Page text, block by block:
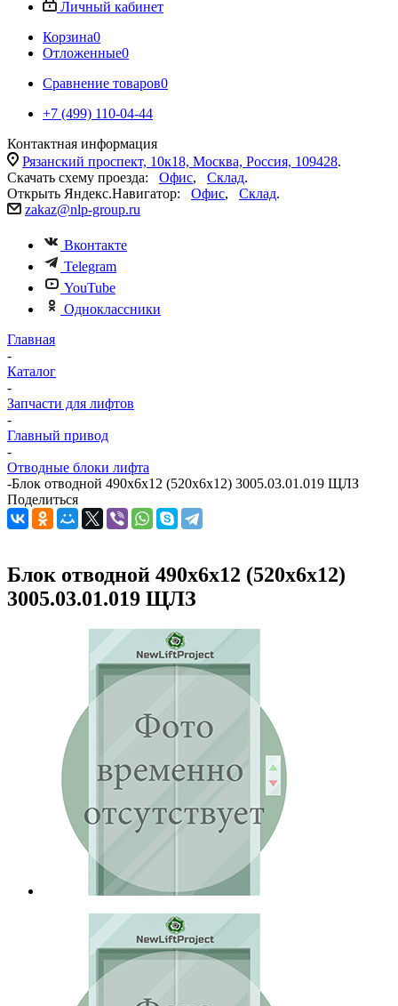
Личный кабинет
Корзина0
Отложенные0
Сравнение товаров0
+7 (499) 110-04-44
Контактная информация
Рязанский проспект, 10к18, Москва, Россия, 109428.
Скачать схему проезда: Офис, Склад.
Открыть Яндекс.Навигатор: Офис, Склад.
zakaz@nlp-group.ru
Вконтакте
Telegram
YouTube
Одноклассники
Главная
-
Каталог
-
Запчасти для лифтов
-
Главный привод
-
Отводные блоки лифта
-Блок отводной 490х6х12 (520х6х12) 3005.03.01.019 ЩЛЗ
Поделиться
Блок отводной 490х6х12 (520х6х12)
3005.03.01.019 ЩЛЗ